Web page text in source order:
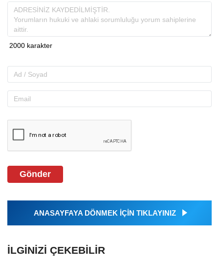
Gönder
ANASAYFAYA DÖNMEK İÇİN TIKLAYINIZ
İLGINIZI ÇEKEBILIR